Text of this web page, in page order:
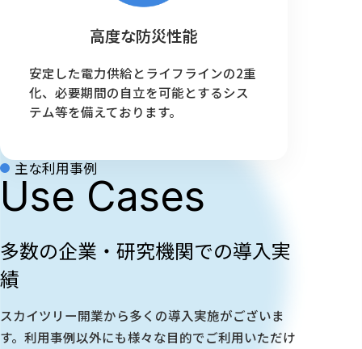
高度な防災性能
安定した電力供給とライフラインの2重
化、必要期間の自立を可能とするシス
テム等を備えております。
主な利用事例
Use Cases
多数の企業・研究機関での導入実
績
スカイツリー開業から多くの導入実施がございま
す。利用事例以外にも様々な目的でご利用いただけ